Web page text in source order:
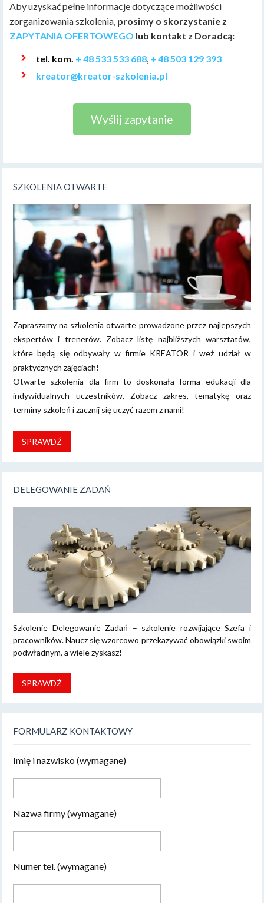
Aby uzyskać pełne informacje dotyczące możliwości
zorganizowania szkolenia, prosimy o skorzystanie z
ZAPYTANIA OFERTOWEGO lub kontakt z Doradcą:
tel. kom. + 48 533 533 688, + 48 503 129 393
kreator@kreator-szkolenia.pl
Wyślij zapytanie
SZKOLENIA OTWARTE
Zapraszamy na szkolenia otwarte prowadzone przez najlepszych
ekspertów i trenerów. Zobacz listę najbliższych warsztatów,
które będą się odbywały w firmie KREATOR i weź udział w
praktycznych zajęciach!
Otwarte szkolenia dla firm to doskonała forma edukacji dla
indywidualnych uczestników. Zobacz zakres, tematykę oraz
terminy szkoleń i zacznij się uczyć razem z nami!
SPRAWDŹ
DELEGOWANIE ZADAŃ
Szkolenie Delegowanie Zadań – szkolenie rozwijające Szefa i
pracowników. Naucz się wzorcowo przekazywać obowiązki swoim
podwładnym, a wiele zyskasz!
SPRAWDŹ
FORMULARZ KONTAKTOWY
Imię i nazwisko (wymagane)
Nazwa firmy (wymagane)
Numer tel. (wymagane)